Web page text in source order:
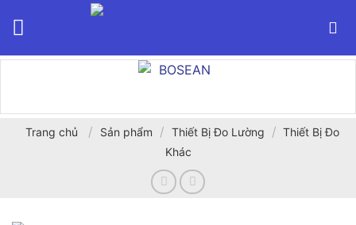
Trang chủ / Sản phẩm / Thiết Bị Đo Lường / Thiết Bị Đo
Khác